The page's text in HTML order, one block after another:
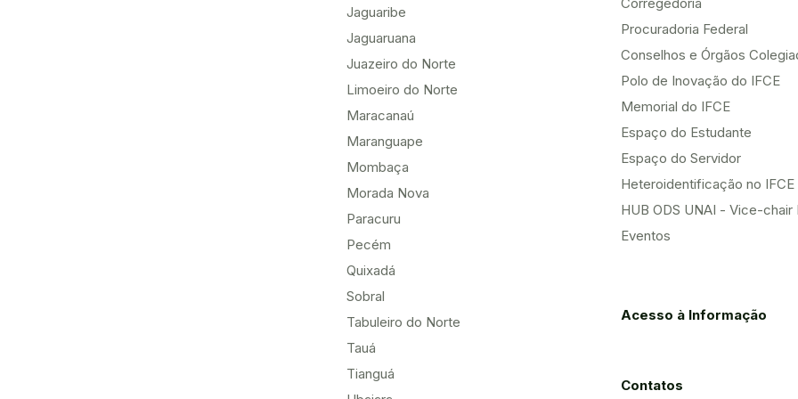
Jaguaribe
Jaguaruana
Juazeiro do Norte
Limoeiro do Norte
Maracanaú
Maranguape
Mombaça
Morada Nova
Paracuru
Pecém
Quixadá
Sobral
Tabuleiro do Norte
Tauá
Tianguá
Procuradoria Federal
Conselhos e Órgãos
Polo de Inovação do IFCE
Memorial do IFCE
Espaço do Estudante
Espaço do Servidor
Heteroidentificação no IFCE
HUB ODS UNAI - Vice-chair
Eventos
Acesso à Informação
Contatos